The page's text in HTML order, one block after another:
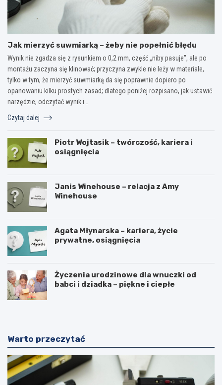
Jak mierzyć suwmiarką – żeby nie popełnić błędu
Wynik nie zgadza się z rysunkiem o 0,2 mm, część „niby pasuje”, ale po
montażu zaczyna się klinować; przyczyna zwykle nie leży w materiale,
tylko w tym, że mierzyć suwmiarką da się poprawnie dopiero po
opanowaniu kilku prostych zasad; dlatego poniżej rozpisano, jak ustawić
narzędzie, odczytać wynik i…
Czytaj dalej
Piotr Wojtasik – twórczość, kariera i
osiągnięcia
Janis Winehouse – relacja z Amy
Winehouse
Agata Młynarska – kariera, życie
prywatne, osiągnięcia
Życzenia urodzinowe dla wnuczki od
babci i dziadka – piękne i ciepłe
Warto przeczytać